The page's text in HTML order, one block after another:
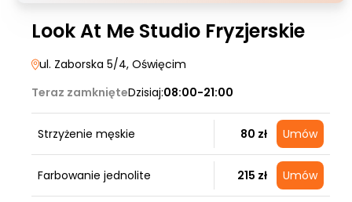
Look At Me Studio Fryzjerskie
ul. Zaborska 5/4, Oświęcim
Teraz zamknięteDzisiaj:08:00-21:00
Strzyżenie męskie 80 zł Umów
Farbowanie jednolite 215 zł Umów